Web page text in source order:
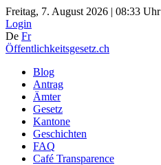
Freitag, 7. August 2026 | 08:33 Uhr
Login
De Fr
Öffentlichkeitsgesetz.ch
Blog
Antrag
Ämter
Gesetz
Kantone
Geschichten
FAQ
Café Transparence